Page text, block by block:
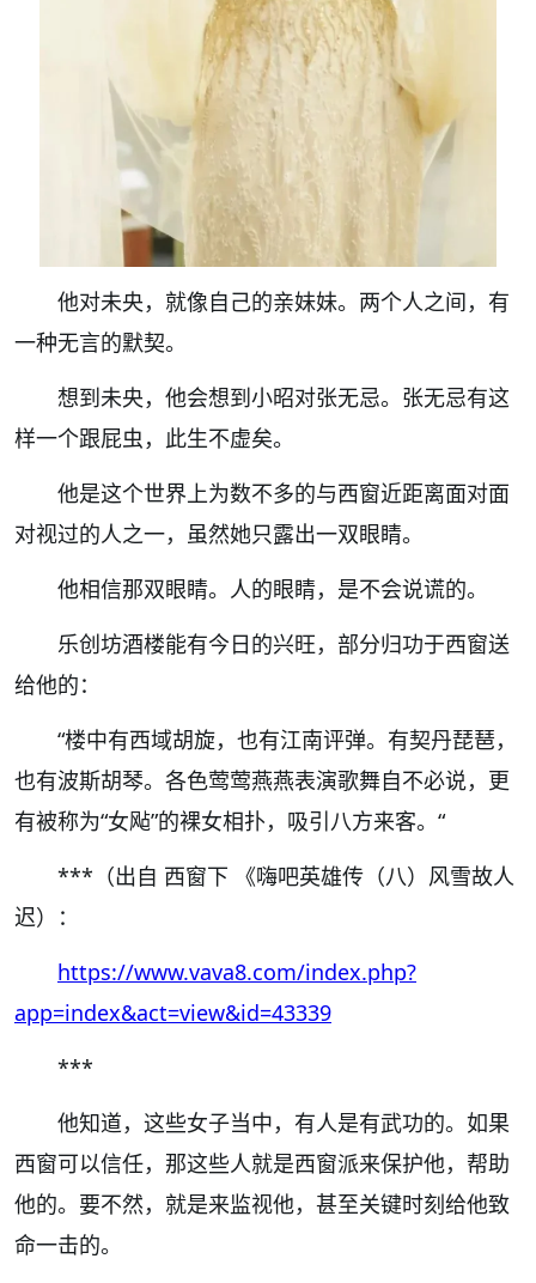
他对未央，就像自己的亲妹妹。两个人之间，有
一种无言的默契。
想到未央，他会想到小昭对张无忌。张无忌有这
样一个跟屁虫，此生不虚矣。
他是这个世界上为数不多的与西窗近距离面对面
对视过的人之一，虽然她只露出一双眼睛。
他相信那双眼睛。人的眼睛，是不会说谎的。
乐创坊酒楼能有今日的兴旺，部分归功于西窗送
给他的：
“楼中有西域胡旋，也有江南评弹。有契丹琵琶，
也有波斯胡琴。各色莺莺燕燕表演歌舞自不必说，更
有被称为“女飐”的裸女相扑，吸引八方来客。“
***（出自 西窗下 《嗨吧英雄传（八）风雪故人
迟）：
https://www.vava8.com/index.php?
app=index&act=view&id=43339
***
他知道，这些女子当中，有人是有武功的。如果
西窗可以信任，那这些人就是西窗派来保护他，帮助
他的。要不然，就是来监视他，甚至关键时刻给他致
命一击的。